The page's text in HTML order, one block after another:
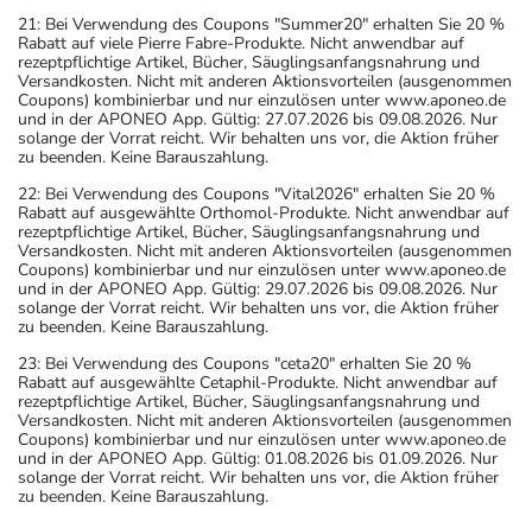
21: Bei Verwendung des Coupons "Summer20" erhalten Sie 20 %
Rabatt auf viele Pierre Fabre-Produkte. Nicht anwendbar auf
rezeptpflichtige Artikel, Bücher, Säuglingsanfangsnahrung und
Versandkosten. Nicht mit anderen Aktionsvorteilen (ausgenommen
Coupons) kombinierbar und nur einzulösen unter www.aponeo.de
und in der APONEO App. Gültig: 27.07.2026 bis 09.08.2026. Nur
solange der Vorrat reicht. Wir behalten uns vor, die Aktion früher
zu beenden. Keine Barauszahlung.
22: Bei Verwendung des Coupons "Vital2026" erhalten Sie 20 %
Rabatt auf ausgewählte Orthomol-Produkte. Nicht anwendbar auf
rezeptpflichtige Artikel, Bücher, Säuglingsanfangsnahrung und
Versandkosten. Nicht mit anderen Aktionsvorteilen (ausgenommen
Coupons) kombinierbar und nur einzulösen unter www.aponeo.de
und in der APONEO App. Gültig: 29.07.2026 bis 09.08.2026. Nur
solange der Vorrat reicht. Wir behalten uns vor, die Aktion früher
zu beenden. Keine Barauszahlung.
23: Bei Verwendung des Coupons "ceta20" erhalten Sie 20 %
Rabatt auf ausgewählte Cetaphil-Produkte. Nicht anwendbar auf
rezeptpflichtige Artikel, Bücher, Säuglingsanfangsnahrung und
Versandkosten. Nicht mit anderen Aktionsvorteilen (ausgenommen
Coupons) kombinierbar und nur einzulösen unter www.aponeo.de
und in der APONEO App. Gültig: 01.08.2026 bis 01.09.2026. Nur
solange der Vorrat reicht. Wir behalten uns vor, die Aktion früher
zu beenden. Keine Barauszahlung.